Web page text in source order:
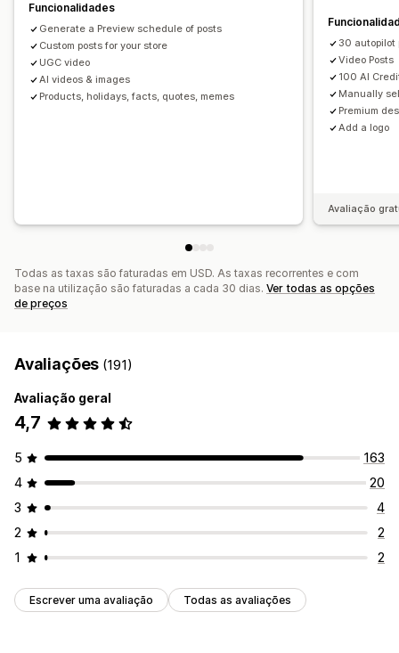
Funcionalidades
Generate a Preview schedule of posts
Custom posts for your store
UGC video
AI videos & images
Products, holidays, facts, quotes, memes
30 autopilot
Video Posts
100 AI
Manually
Premium
Add a logo
Avaliação
Todas as taxas são faturadas em USD. As taxas recorrentes e com
base na utilização são faturadas a cada 30 dias. Ver todas as opções
de preços
Avaliações (191)
Avaliação geral
4,7
5
163
4
20
3
4
2
2
1
2
Escrever uma avaliação Todas as avaliações